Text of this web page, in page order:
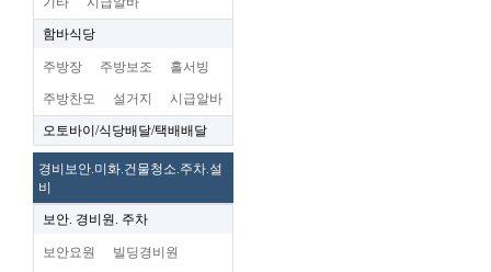
함바식당
주방장 주방보조 홀서빙
주방찬모 설거지 시급알바
오토바이/식당배달/택배배달
경비보안.미화.건물청소.주차.설
비
보안. 경비원. 주차
보안요원 빌딩경비원